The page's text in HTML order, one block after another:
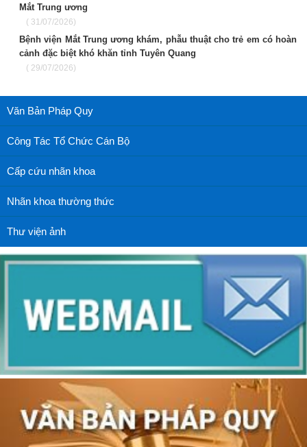
Mắt Trung ương
( 31/07/2026)
Bệnh viện Mắt Trung ương khám, phẫu thuật cho trẻ em có hoàn
cảnh đặc biệt khó khăn tỉnh Tuyên Quang
( 29/07/2026)
Văn Bản Pháp Quy
Công Tác Tổ Chức Cán Bộ
Cấp cứu nhãn khoa
Nhãn khoa thường thức
Thư viện ảnh